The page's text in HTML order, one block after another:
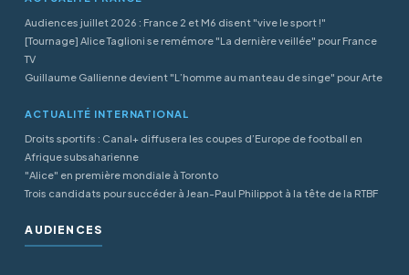
Audiences juillet 2026 : France 2 et M6 disent "vive le sport !"
[Tournage] Alice Taglioni se remémore "La dernière veillée" pour France
TV
Guillaume Gallienne devient "L’homme au manteau de singe" pour Arte
ACTUALITÉ INTERNATIONAL
Droits sportifs : Canal+ diffusera les coupes d’Europe de football en
Afrique subsaharienne
"Alice" en première mondiale à Toronto
Trois candidats pour succéder à Jean-Paul Philippot à la tête de la RTBF
AUDIENCES